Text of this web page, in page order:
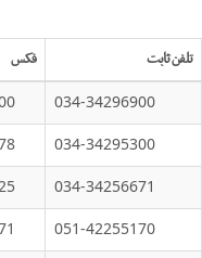
تلفن ثابت فکس
034-34296900
034-34295300
034-34256671
051-42255170